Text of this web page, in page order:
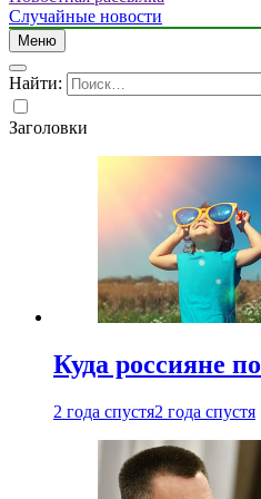
Случайные новости
Меню
Найти:
Заголовки
Куда россияне
2 года спустя2 года спустя